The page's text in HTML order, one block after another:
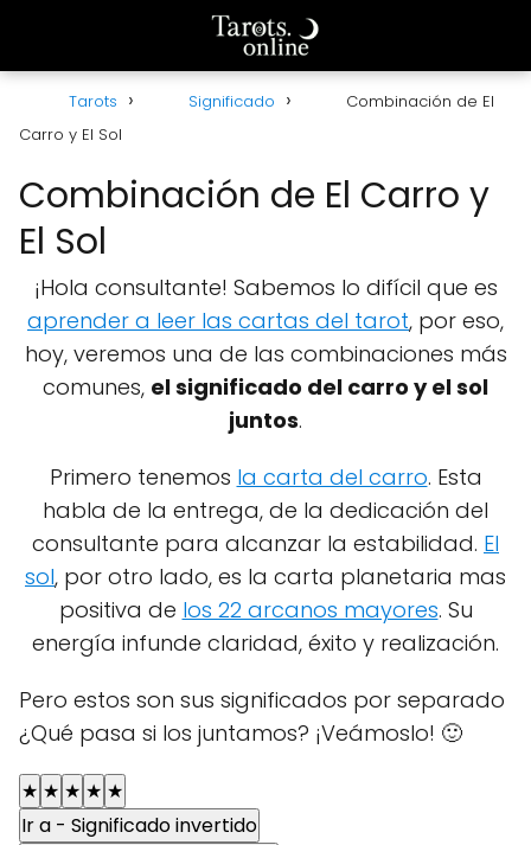
Tarots Significado
Combinación de El
Carro y El Sol
Combinación de El Carro y
El Sol
¡Hola consultante! Sabemos lo difícil que es
aprender a leer las cartas del tarot, por eso,
hoy, veremos una de las combinaciones más
comunes, el significado del carro y el sol
juntos.
Primero tenemos la carta del carro. Esta
habla de la entrega, de la dedicación del
consultante para alcanzar la estabilidad. El
sol, por otro lado, es la carta planetaria mas
positiva de los 22 arcanos mayores. Su
energía infunde claridad, éxito y realización.
Pero estos son sus significados por separado
¿Qué pasa si los juntamos? ¡Veámoslo! 🙂
★ ★ ★ ★ ★
Ir a - Significado invertido